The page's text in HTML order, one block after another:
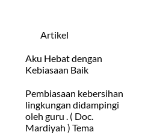
Artikel
Aku Hebat dengan
Kebiasaan Baik
Pembiasaan kebersihan
lingkungan didampingi
oleh guru . ( Doc.
Mardiyah ) Tema